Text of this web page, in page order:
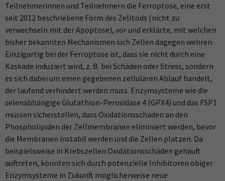
Teilnehmerinnen und Teilnehmern die Ferroptose, eine erst
seit 2012 beschriebene Form des Zelltods (nicht zu
verwechseln mit der Apoptose), vor und erklärte, mit welchen
bisher bekannten Mechanismen sich Zellen dagegen wehren.
Einzigartig bei der Ferroptose ist, dass sie nicht durch eine
Kaskade induziert wird, z. B. bei Schäden oder Stress, sondern
es sich dabei um einen gegebenen zellulären Ablauf handelt,
der laufend verhindert werden muss. Enzymsysteme wie die
selenabhängige Glutathion-Peroxidase 4 (GPX4) und das FSP1
müssen sicherstellen, dass Oxidationsschäden an den
Phospholipiden der Zellmembranen eliminiert werden, bevor
die Membranen instabil werden und die Zellen platzen. Da
beispielsweise in Krebszellen Oxidationsschäden gehäuft
auftreten, könnten sich durch potenzielle Inhibitoren obiger
Enzymsysteme in Zukunft möglicherweise neue